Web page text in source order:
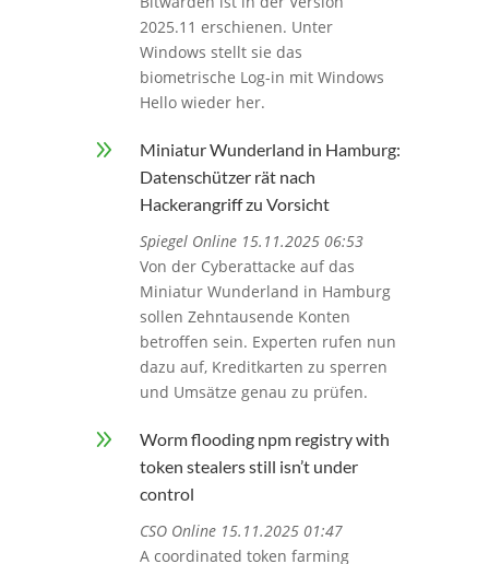
2025.11 erschienen. Unter
Windows stellt sie das
biometrische Log-in mit Windows
Hello wieder her.
9
Miniatur Wunderland in Hamburg:
Datenschützer rät nach
Hackerangriff zu Vorsicht
Spiegel Online 15.11.2025 06:53
Von der Cyberattacke auf das
Miniatur Wunderland in Hamburg
sollen Zehntausende Konten
betroffen sein. Experten rufen nun
dazu auf, Kreditkarten zu sperren
und Umsätze genau zu prüfen.
9
Worm flooding npm registry with
token stealers still isn’t under
control
CSO Online 15.11.2025 01:47
A coordinated token farming